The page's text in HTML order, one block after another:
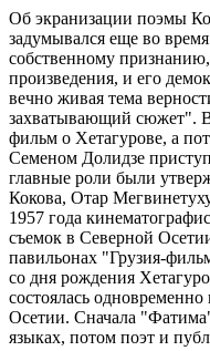
Об экранизации поэмы
задумывался еще во
собственному
произведения, и его
вечно живая тема
захватывающий сюжет".
фильм о Хетагурове, а
Семеном Долидзе
главные роли были
Кокова, Отар
1957 года
съемок в Северной
павильонах "Грузия-
со дня рождения
состоялась
Осетии. Сначала
языках, потом поэт и